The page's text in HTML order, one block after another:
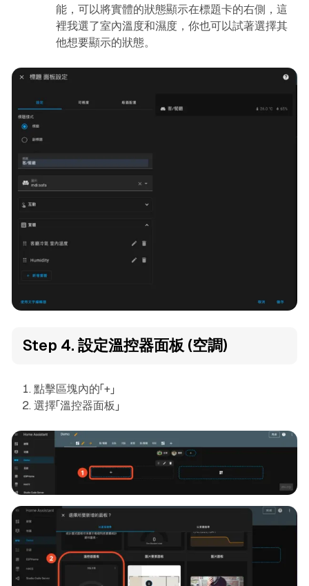
能，可以將實體的狀態顯示在標題卡的右側，這
裡我選了室內溫度和濕度，你也可以試著選擇其
他想要顯示的狀態。
Step 4. 設定溫控器面板 (空調)
點擊區塊內的「+」
選擇「溫控器面板」